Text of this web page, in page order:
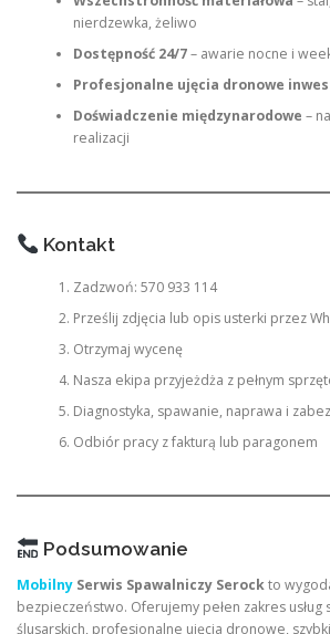
nierdzewka, żeliwo
Dostępność 24/7– awarie nocne i
Profesjonalne ujęcia dronowe
Doświadczenie międzynarodowe –
realizacji
Kontakt
Zadzwoń: 570 933 114
Prześlij zdjęcia lub opis usterki przez
Otrzymaj wycenę
Nasza ekipa przyjeżdża z pełnym
Diagnostyka, spawanie, naprawa i
Odbiór pracy z fakturą lub paragonem
Podsumowanie
Mobilny Serwis Spawalniczy Serockto
bezpieczeństwo. Oferujemy pełen zakres usług
ślusarskich, profesjonalne ujęcia dronowe,